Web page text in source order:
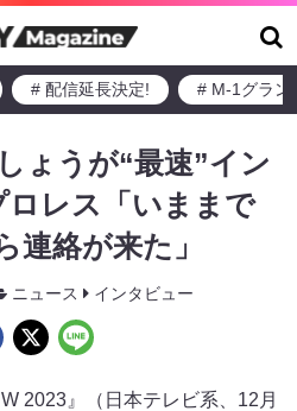
# 配信延長決定! # M-1グラン
ょうが“最速”イン
ロレス「いままで
連絡が来た」
ニュース インタビュー
2023』（日本テレビ系、12月